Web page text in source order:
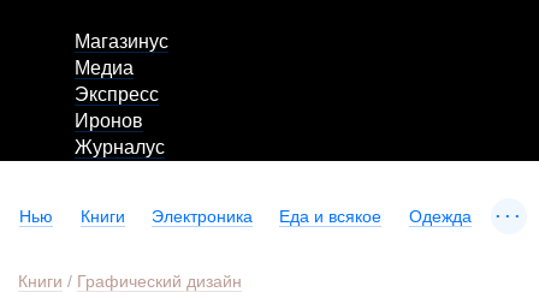
Магазинус
Медиа
Экспресс
Иронов
Журналус
Нью Книги Электроника Еда и всякое Одежда ...
Книги / Графический дизайн